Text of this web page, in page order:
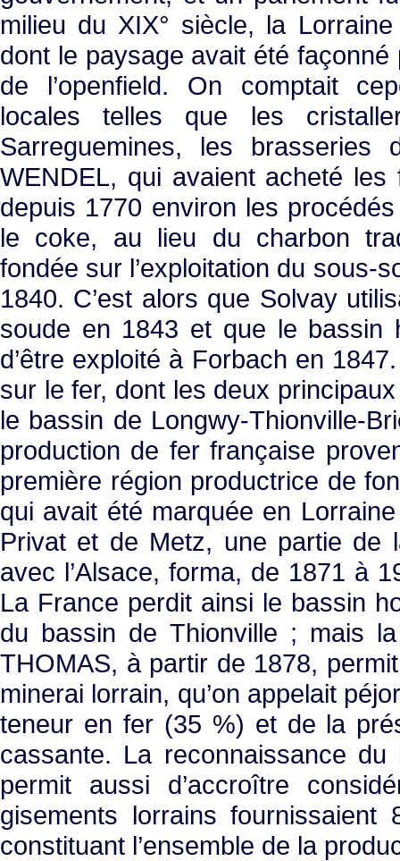
milieu du XIX° siècle, la
dont le paysage avait été
de l’openfield. On comptait
locales telles que les
Sarreguemines, les
WENDEL, qui avaient acheté les
depuis 1770 environ les
le coke, au lieu du charbon
fondée sur l’exploitation du sous-
1840. C’est alors que Solvay
soude en 1843 et que le bassin
d’être exploité à Forbach en
sur le fer, dont les deux
le bassin de Longwy-Thionville-
production de fer française
première région productrice de
qui avait été marquée en
Privat et de Metz, une partie de
avec l’Alsace, forma, de 1871 à
La France perdit ainsi le bassin
du bassin de Thionville ; mais
THOMAS, à partir de 1878,
minerai lorrain, qu’on appelait
teneur en fer (35 %) et de la
cassante. La reconnaissance
permit aussi d’accroître
gisements lorrains
constituant l’ensemble de la